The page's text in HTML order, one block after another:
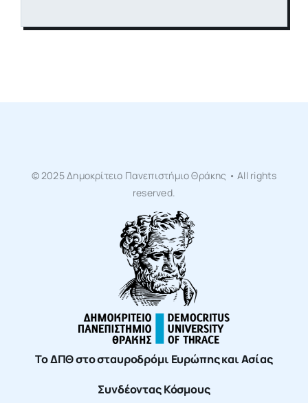
Το ΔΠΘ στο σταυροδρόμι Ευρώπης και Ασίας
Συνδέοντας Κόσμους
© 2025 Δημοκρίτειο Πανεπιστήμιο Θράκης • All rights
reserved.